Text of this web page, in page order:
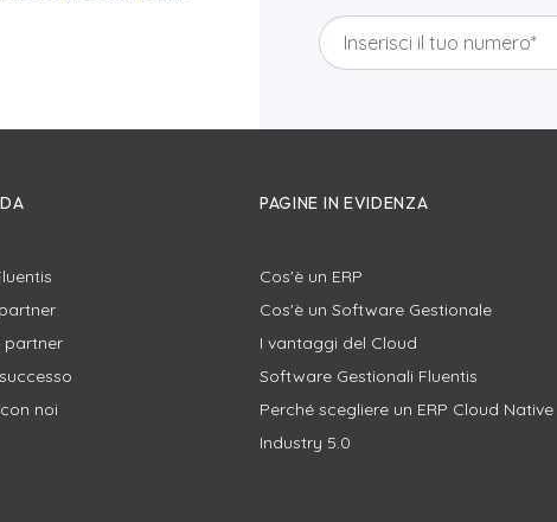
partner
noi
PAGINE IN EVIDENZA
Cos'è un ERP
Cos'è un Software Gestionale
I vantaggi del Cloud
Software Gestionali Fluentis
Perché scegliere un ERP Cloud Native
Industry 5.0